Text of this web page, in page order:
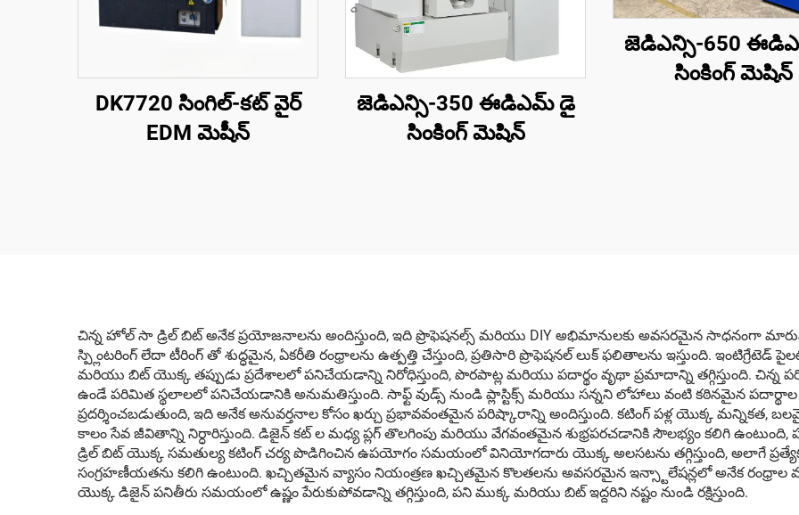
DK7720 సింగిల్-కట్ వైర్
EDM మెషీన్
జెడిఎన్సి-350 ఈడిఎమ్ డై
సింకింగ్ మెషిన్
జెడిఎన్సి-650
సింకింగ్ మెషిన్
చిన్న హోల్ సా డ్రిల్ బిట్ అనేక ప్రయోజనాలను అందిస్తుంది, ఇది ప్రొఫెషనల్స్ మరియు DIY అభిమానులకు అవసరమైన సాధనంగా
స్ప్లింటరింగ్ లేదా టీరింగ్ తో శుద్ధమైన, ఏకరీతి రంధ్రాలను ఉత్పత్తి చేస్తుంది, ప్రతిసారి ప్రొఫెషనల్ లుక్ ఫలితాలను ఇస్తుంది. ఇంటిగ్రేటెడ్
మరియు బిట్ యొక్క తప్పుడు ప్రదేశాలలో పనిచేయడాన్ని నిరోధిస్తుంది, పొరపాట్ల మరియు పదార్థం వృథా ప్రమాదాన్ని తగ్గిస్తుంది.
ఉండే పరిమిత స్థలాలలో పనిచేయడానికి అనుమతిస్తుంది. సాఫ్ట్ వుడ్స్ నుండి ప్లాస్టిక్స్ మరియు సన్నని లోహాలు వంటి కఠినమైన
ప్రదర్శించబడుతుంది, ఇది అనేక అనువర్తనాల కోసం ఖర్చు ప్రభావవంతమైన పరిష్కారాన్ని అందిస్తుంది. కటింగ్ పళ్ల యొక్క
కాలం సేవ జీవితాన్ని నిర్ధారిస్తుంది. డిజైన్ కట్ ల మధ్య ప్లగ్ తొలగింపు మరియు వేగవంతమైన శుభ్రపరచడానికి సౌలభ్యం కలిగి
డ్రిల్ బిట్ యొక్క సమతుల్య కటింగ్ చర్య పొడిగించిన ఉపయోగం సమయంలో వినియోగదారు యొక్క అలసటను తగ్గిస్తుంది, అలాగే
సంగ్రహణీయతను కలిగి ఉంటుంది. ఖచ్చితమైన వ్యాసం నియంత్రణ ఖచ్చితమైన కొలతలను అవసరమైన ఇన్స్టాలేషన్లలో అనేక రంధ్రాల
యొక్క డిజైన్ పనితీరు సమయంలో ఉష్ణం పేరుకుపోవడాన్ని తగ్గిస్తుంది, పని ముక్క మరియు బిట్ ఇద్దరిని నష్టం నుండి రక్షిస్తుంది.